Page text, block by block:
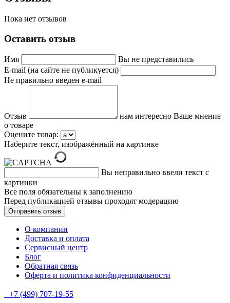
Пока нет отзывов
Оставить отзыв
Имя
Вы не представились
E-mail (на сайте не публикуется)
Не правильно введен e-mail
Отзыв
нам интересно Ваше мнение
о товаре
Оцените товар:
Наберите текст, изображённый на картинке
Вы неправильно ввели текст с
картинки
Все поля обязательны к заполнению
Перед публикацией отзывы проходят модерацию
О компании
Доставка и оплата
Сервисный центр
Блог
Обратная связь
Оферта и политика конфиденциальности
+7 (499) 707-19-55